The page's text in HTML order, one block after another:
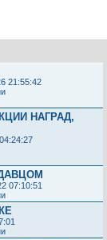
21:55:42
НАГРАД,
07:10:51